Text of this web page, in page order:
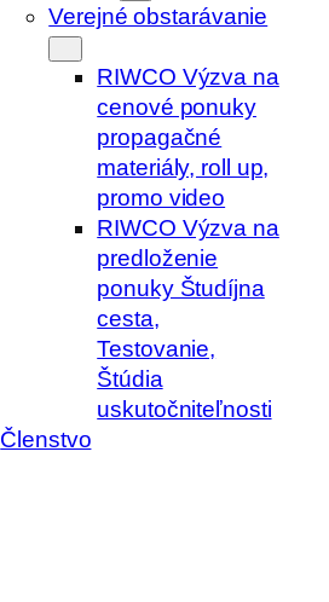
Verejné obstarávanie
RIWCO Výzva na
cenové ponuky
propagačné
materiály, roll up,
promo video
RIWCO Výzva na
predloženie
ponuky Študíjna
cesta,
Testovanie,
Štúdia
uskutočniteľnosti
Členstvo